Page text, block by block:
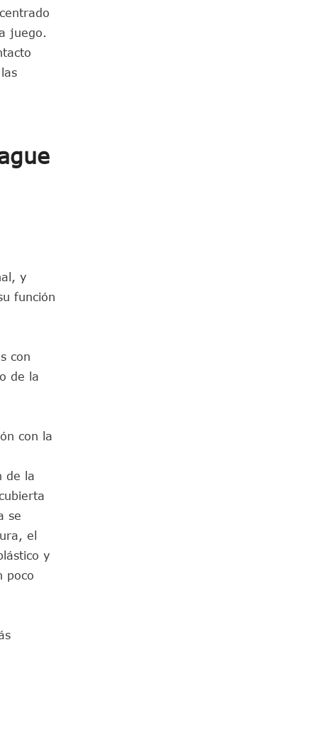
juego.
y
función
con
de la
con la
de la
se
el
y
poco